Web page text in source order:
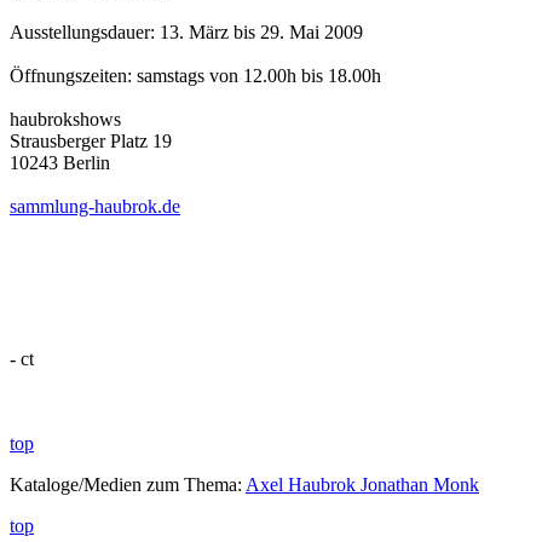
Ausstellungsdauer: 13. März bis 29. Mai 2009
Öffnungszeiten: samstags von 12.00h bis 18.00h
haubrokshows
Strausberger Platz 19
10243 Berlin
sammlung-haubrok.de
- ct
top
Kataloge/Medien zum Thema: Axel Haubrok Jonathan Monk
top